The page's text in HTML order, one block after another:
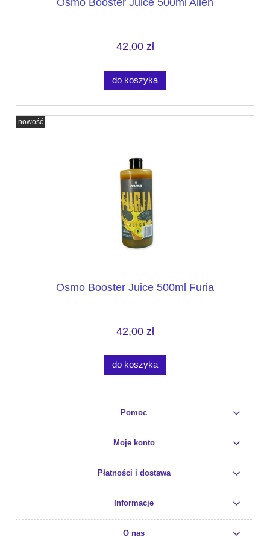
42,00 zł
do koszyka
Osmo Booster Juice 500ml Furia
42,00 zł
do koszyka
nowość
Pomoc
Moje konto
Płatności i dostawa
Informacje
O nas